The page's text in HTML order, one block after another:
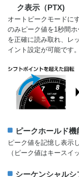
ク表示（PTX)
オートピークモードに
のみピーク値を1秒間
を正確に読み取れ、レ
イント設定が可能です
ピークホールド機
ピーク値を記憶し表示
（ピーク値はキースイ
シーケンシャルシ